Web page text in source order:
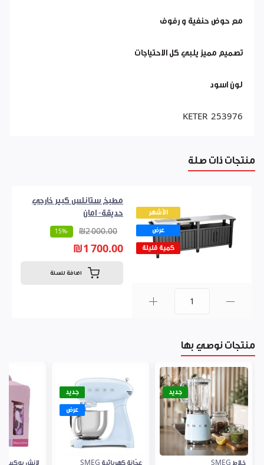
مع حوض حنفية و رفوف
تصميم مميز يلبي كل الاحتياجات
لون اسود
253976 KETER
منتجات ذات صلة
الأشهر
عرض
كمية قليلة
مطبخ ستانلس كبير خارجي
حديقة- امان
₪2 000.00
-15%
₪1 700.00
اضافة للسلة
منتجات نوصي بها
جديد
خلاط SMEG
جديد
عرض
عجّانة كهربائية SMEG